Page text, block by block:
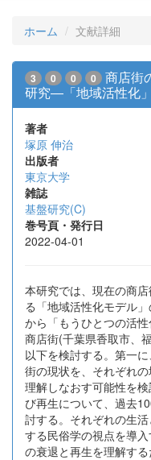
ホーム 文献詳細
3 0 0 0
商店街
研究―「地域活性化
著者
塚原 伸治
出版者
東京大学
雑誌
基盤研究(C)
巻号頁・発行日
2022-04-01
本研究では、現在の商
る「地域活性化モデル
から「もうひとつの活
商店街(千葉県香取市、
以下を検討する。第一
街の現状を、それぞれ
理解しなおす可能性を
び再生について、過去
討する。それぞれの生
する民俗学の視点を導
の衰退と再生を理解する